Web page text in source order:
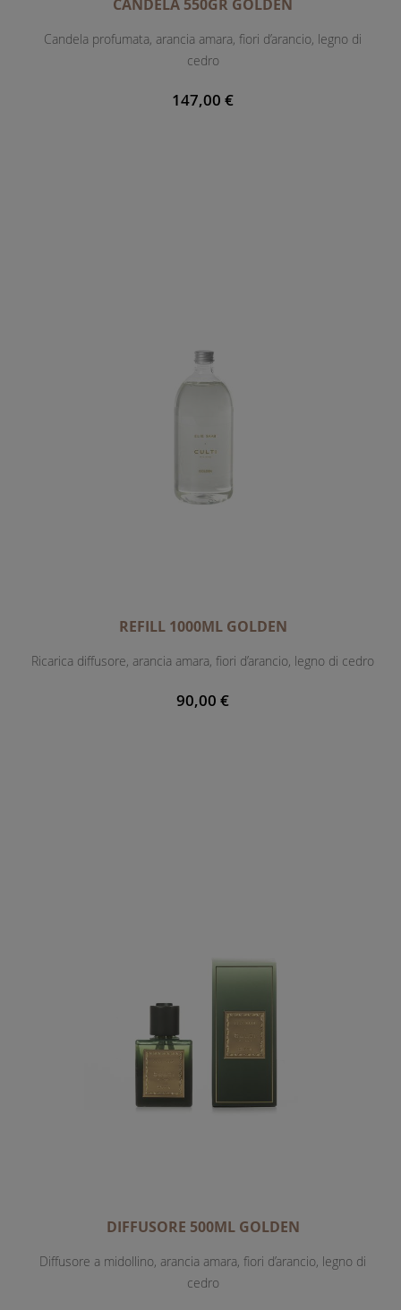
CANDELA 550GR GOLDEN
Candela profumata, arancia amara, fiori d’arancio, legno di
cedro
147,00 €
REFILL 1000ML GOLDEN
Ricarica diffusore, arancia amara, fiori d’arancio, legno di cedro
90,00 €
DIFFUSORE 500ML GOLDEN
Diffusore a midollino, arancia amara, fiori d’arancio, legno di
cedro